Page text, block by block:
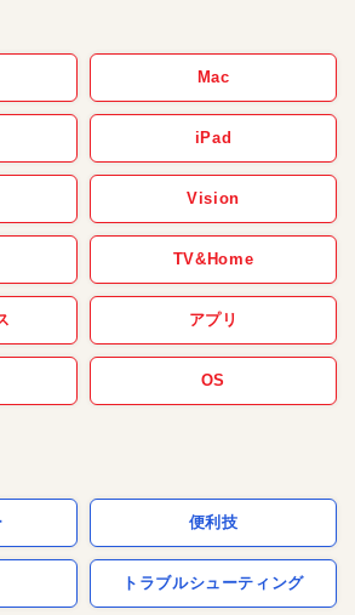
Mac
iPad
Vision
TV&Home
アプリ
OS
便利技
トラブルシューティング